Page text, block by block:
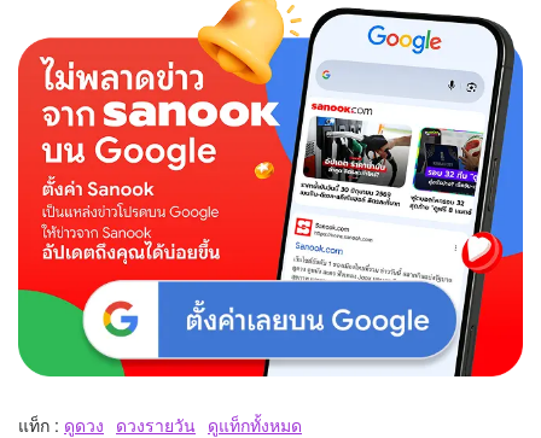
แท็ก : ดูดวง ดวงรายวัน ดูแท็กทั้งหมด